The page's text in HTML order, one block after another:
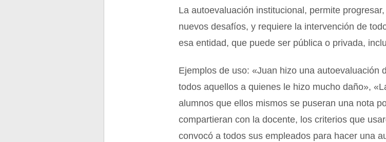
La autoevaluación institucional, permite
nuevos desafíos, y requiere la intervención de
esa entidad, que puede ser pública o privada,
Ejemplos de uso: «Juan hizo una autoevaluación
todos aquellos a quienes le hizo mucho daño»,
alumnos que ellos mismos se puseran una nota
compartieran con la docente, los criterios que
convocó a todos sus empleados para hacer una